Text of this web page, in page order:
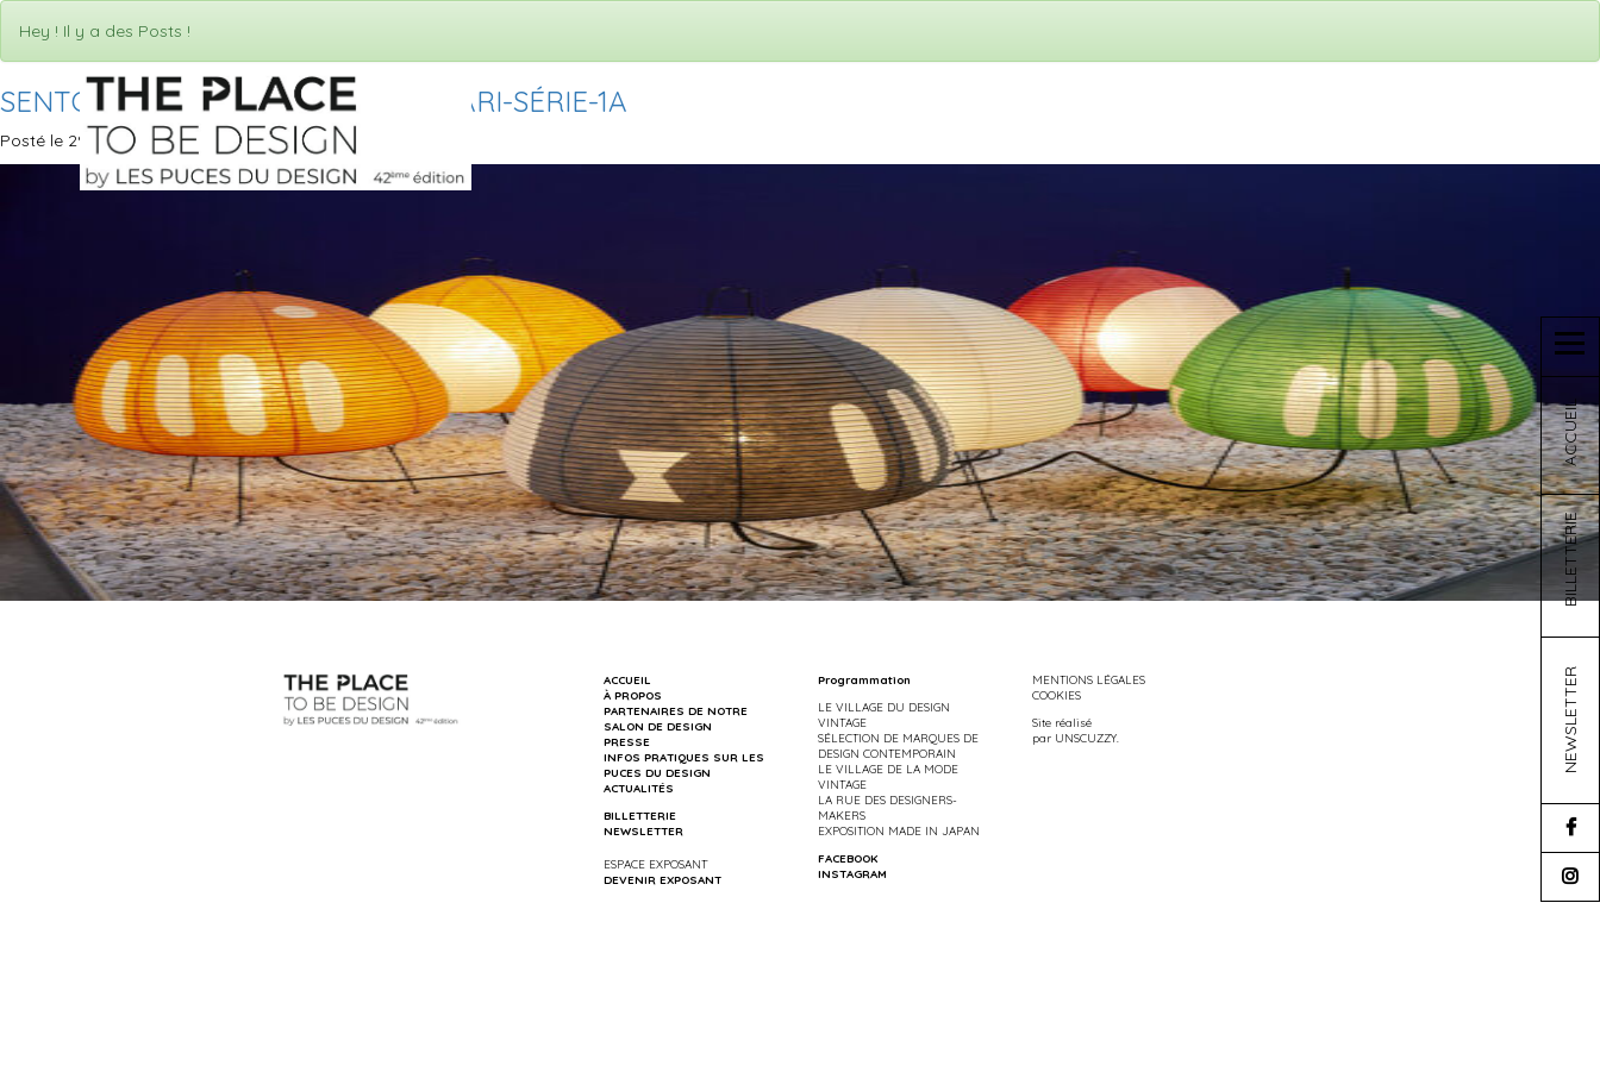
ACCUEIL
BILLETTERIE
NEWSLETTER
Hey ! Il y a des Posts !
SENTOU-NOGUCHI-AMBIANCE-AKARI-SÉRIE-1A
Posté le 29 septembre 2022 dans par Puces du design.
ACCUEIL
À PROPOS
PARTENAIRES DE NOTRE
SALON DE DESIGN
PRESSE
INFOS PRATIQUES SUR LES
PUCES DU DESIGN
ACTUALITÉS
BILLETTERIE
NEWSLETTER
ESPACE EXPOSANT
DEVENIR EXPOSANT
Programmation
LE VILLAGE DU DESIGN
VINTAGE
SÉLECTION DE MARQUES DE
DESIGN CONTEMPORAIN
LE VILLAGE DE LA MODE
VINTAGE
LA RUE DES DESIGNERS-
MAKERS
EXPOSITION MADE IN JAPAN
FACEBOOK
INSTAGRAM
MENTIONS LÉGALES
COOKIES
Site réalisé
par UNSCUZZY